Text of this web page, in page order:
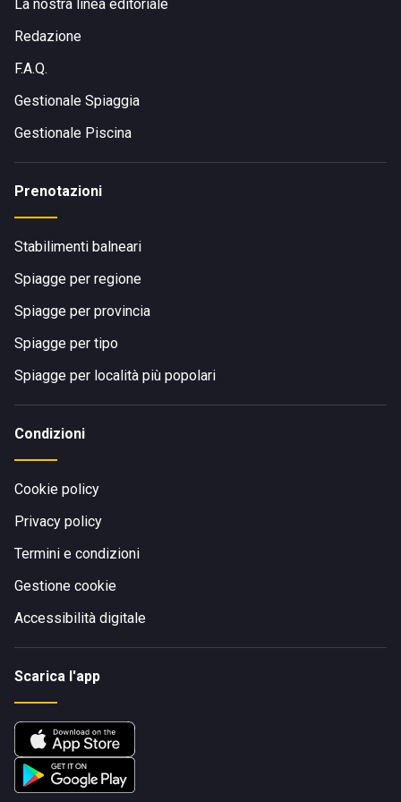
Visita il sito di
La nostra linea editoriale
Redazione
F.A.Q.
Gestionale Spiaggia
Gestionale Piscina
Prenotazioni
Stabilimenti balneari
Spiagge per regione
Spiagge per provincia
Spiagge per tipo
Spiagge per località più popolari
Condizioni
Cookie policy
Privacy policy
Termini e condizioni
Gestione cookie
Accessibilità digitale
Scarica l'app